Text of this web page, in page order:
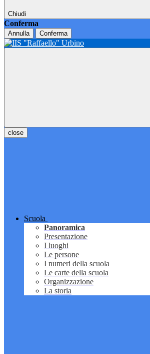
Chiudi
Conferma
Annulla Conferma
close
Scuola
Panoramica
Presentazione
I luoghi
Le persone
I numeri della scuola
Le carte della scuola
Organizzazione
La storia